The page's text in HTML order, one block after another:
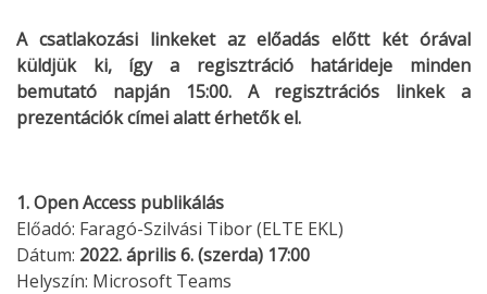
A csatlakozási linkeket az előadás előtt két órával
küldjük ki, így a regisztráció határideje minden
bemutató napján 15:00. A regisztrációs linkek a
prezentációk címei alatt érhetők el.
1. Open Access publikálás
Előadó: Faragó-Szilvási Tibor (ELTE EKL)
Dátum: 2022. április 6. (szerda) 17:00
Helyszín: Microsoft Teams